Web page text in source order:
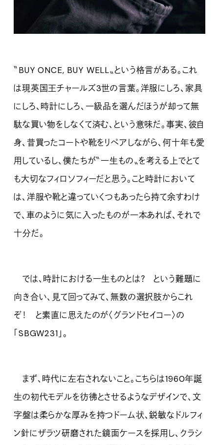
〝BUY ONCE, BUY WELL〟という格言がある。これ
は現英国王チャールズ3世の言葉。洋服にしろ、家具
にしろ、時計にしろ、一級品を選んだほうが却って無
駄な買い物をしなくて済む、という意味だ。事実、彼自
身、昔買ったコートや靴をリペアしながら、何十年も愛
用しているし、僕たちが〝一生もの〟を考える上でとて
も大切なフィロソフィーだと思う。こと時計において
は、洋服や靴と違っていくつもあったら持て余すわけ
で、車のように気に入ったものが一本あれば、それで
十分だ。
では、時計における一生ものとは？ という難題に
向き合い、見て回ってみて、無数の選択肢からこれ
ぞ！ と素直に思えたのが〈グランドセイコー〉の
「SBGW231」。
まず、時代に左右されないこと。こちらは1960年誕
生の初代モデルを彷彿とさせるようなデザインで、文
字盤は柔らかな厚みを持つドーム状、鋭敏なドルフィ
ン針にザラツ研磨された鏡面ケースを採用し、クラシ